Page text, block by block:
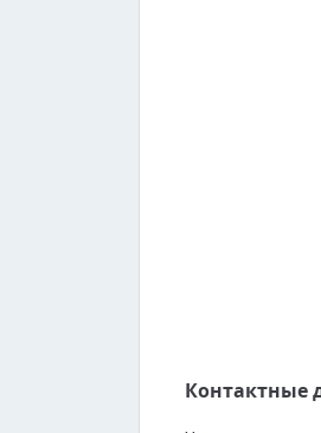
Контактные